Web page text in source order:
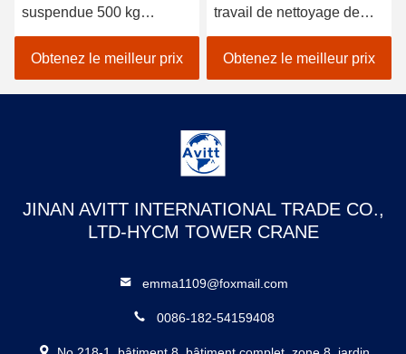
suspendue 500 kg
Machine de nettoyage de
bâtiments et de fenêtres
avec verrouillage de
sécurité
Obtenez le meilleur prix
travail de nettoyage de
fenêtres suspendues en
acier galvanisé à chaud
Obtenez le meilleur prix
JINAN AVITT INTERNATIONAL TRADE CO.,
LTD-HYCM TOWER CRANE
emma1109@foxmail.com
0086-182-54159408